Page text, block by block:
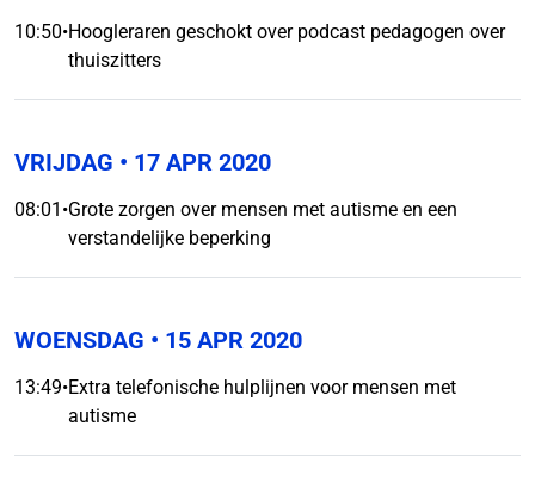
10:50•Hoogleraren geschokt over podcast pedagogen over
thuiszitters
VRIJDAG • 17 APR 2020
08:01 •Grote zorgen over mensen met autisme en een
verstandelijke beperking
WOENSDAG • 15 APR 2020
13:49•Extra telefonische hulplijnen voor mensen met
autisme